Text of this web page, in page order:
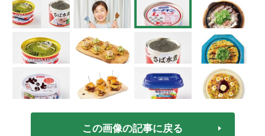
この画像の記事に戻る